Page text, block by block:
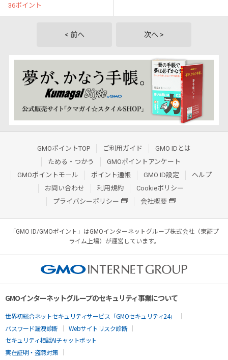
36ポイント
< 前へ 次へ >
GMOポイントTOP ご利用ガイド
GMO IDとは
ためる・つかう
GMOポイントアンケート
GMOポイントモール
ポイント通帳 GMO ID設定
ヘルプ
お問い合わせ
利用規約
Cookieポリシー
プライバシーポリシー
会社概要
「GMO ID/GMOポイント」はGMOインターネットグループ株式会社（東証プ
ライム上場）が運営しています。
GMOインターネットグループのセキュリティ事業について
世界初総合ネットセキュリティサービス「GMOセキュリティ24」
パスワード漏洩診断
Webサイトリスク診断
セキュリティ相談AIチャットボット
実在証明・盗聴対策